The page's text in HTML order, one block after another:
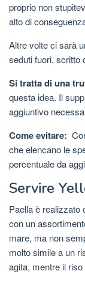
proprio non
alto di
Altre volte ci sarà
seduti fuori, scritto
Si tratta di una
questa idea. Il
aggiuntivo
Come evitare:
che elencano le
percentuale da
Servire
Paella è realizzato
con un
mare, ma non
molto simile a un
agita, mentre il